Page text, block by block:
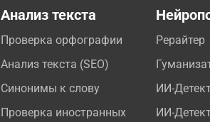
Анализ текста
Проверка орфографии
Анализ текста (SEO)
Синонимы к слову
Проверка иностранных
Рерайтер
ИИ-
ИИ-